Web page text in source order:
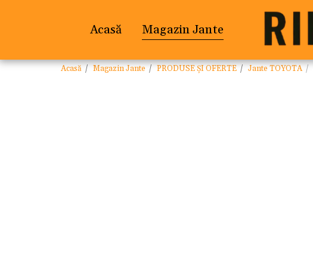
Acasă Magazin Jante
Acasă Magazin Jante PRODUSE ȘI OFERTE Jante TOYOTA